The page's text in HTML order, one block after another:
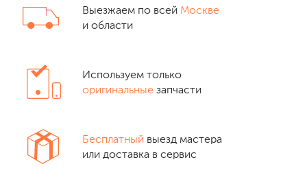
Выезжаем по всей Москве
и области
Используем только
оригинальные запчасти
Бесплатный выезд мастера
или доставка в сервис